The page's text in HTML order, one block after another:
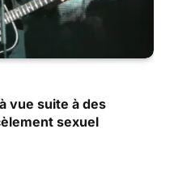
vue suite à des
sexuel